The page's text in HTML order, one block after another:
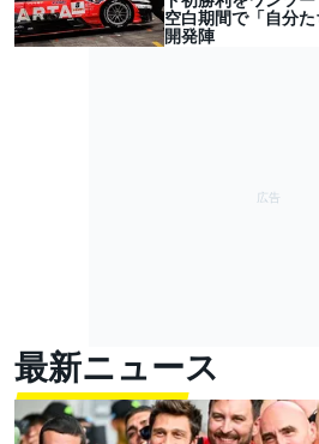
空白期間で「自分た
開発陣
最新ニュース